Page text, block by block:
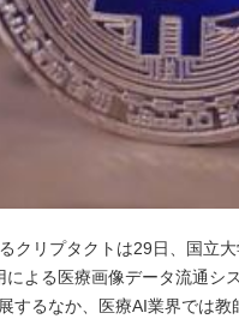
クリプタクトは29日、国立
よる医療画像データ流通シ
するなか、医療AI業界では